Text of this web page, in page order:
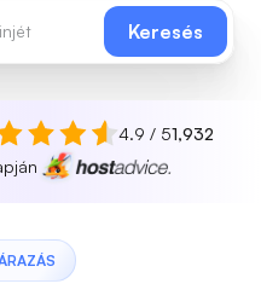
Keresés
4.9 / 51,932